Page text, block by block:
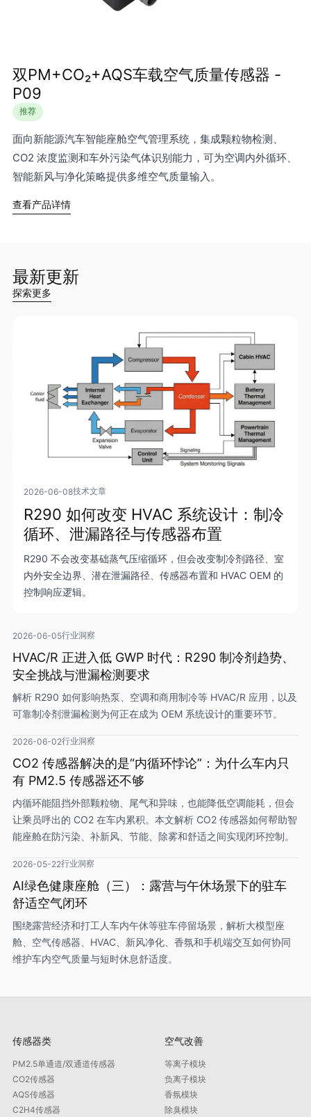
双PM+CO₂+AQS车载空气质量传感器 -
P09
推荐
面向新能源汽车智能座舱空气管理系统，集成颗粒物检测、
CO2 浓度监测和车外污染气体识别能力，可为空调内外循环、
智能新风与净化策略提供多维空气质量输入。
查看产品详情
最新更新
探索更多
2026-06-08技术文章
R290 如何改变 HVAC 系统设计：制冷
循环、泄漏路径与传感器布置
R290 不会改变基础蒸气压缩循环，但会改变制冷剂路径、室
内外安全边界、潜在泄漏路径、传感器布置和 HVAC OEM 的
控制响应逻辑。
2026-06-05行业洞察
HVAC/R 正进入低 GWP 时代：R290 制冷剂趋势、
安全挑战与泄漏检测要求
解析 R290 如何影响热泵、空调和商用制冷等 HVAC/R 应用，以及
可靠制冷剂泄漏检测为何正在成为 OEM 系统设计的重要环节。
2026-06-02行业洞察
CO2 传感器解决的是“内循环悖论”：为什么车内只
有 PM2.5 传感器还不够
内循环能阻挡外部颗粒物、尾气和异味，也能降低空调能耗，但会
让乘员呼出的 CO2 在车内累积。本文解析 CO2 传感器如何帮助智
能座舱在防污染、补新风、节能、除雾和舒适之间实现闭环控制。
2026-05-22行业洞察
AI绿色健康座舱（三）：露营与午休场景下的驻车
舒适空气闭环
围绕露营经济和打工人车内午休等驻车停留场景，解析大模型座
舱、空气传感器、HVAC、新风净化、香氛和手机端交互如何协同
维护车内空气质量与短时休息舒适度。
传感器类
PM2.5单通道/双通道传感器
CO2传感器
AQS传感器
C2H4传感器
空气改善
等离子模块
负离子模块
香氛模块
除臭模块